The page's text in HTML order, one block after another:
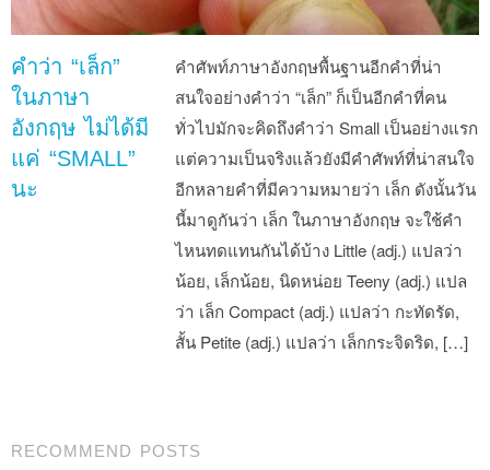
คำว่า “เล็ก”
ในภาษา
อังกฤษ ไม่ได้มี
แค่ “SMALL”
นะ
คำศัพท์ภาษาอังกฤษพื้นฐานอีกคำที่น่า
สนใจอย่างคำว่า “เล็ก” ก็เป็นอีกคำที่คน
ทั่วไปมักจะคิดถึงคำว่า Small เป็นอย่างแรก
แต่ความเป็นจริงแล้วยังมีคำศัพท์ที่น่าสนใจ
อีกหลายคำที่มีความหมายว่า เล็ก ดังนั้นวัน
นี้มาดูกันว่า เล็ก ในภาษาอังกฤษ จะใช้คำ
ไหนทดแทนกันได้บ้าง Little (adj.) แปลว่า
น้อย, เล็กน้อย, นิดหน่อย Teeny (adj.) แปล
ว่า เล็ก Compact (adj.) แปลว่า กะทัดรัด,
สั้น Petite (adj.) แปลว่า เล็กกระจิดริด, […]
Post navigation
RECOMMEND POSTS